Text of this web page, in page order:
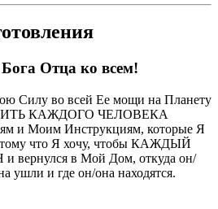
Отца ко всем!
Силу во всей Ее мощи на Планету
КАЖДОГО ЧЕЛОВЕКА
и Моим Инструкциям, которые Я
что Я хочу, чтобы КАЖДЫЙ
в Мой Дом, откуда он/
ушли и где он/она находятся.